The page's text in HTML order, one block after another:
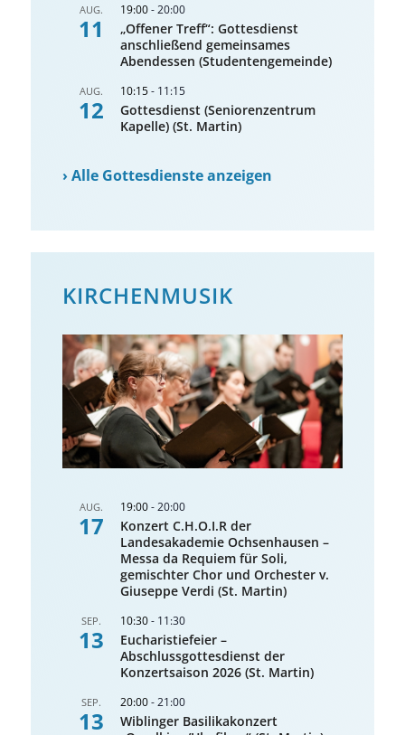
AUG.
11
19:00-20:00
„Offener Treff“: Gottesdienst
anschließend gemeinsames
Abendessen (Studentengemeinde)
AUG.
12
10:15- 11:15
Gottesdienst (Seniorenzentrum
Kapelle) (St. Martin)
›Alle Gottesdienste anzeigen
KIRCHENMUSIK
AUG.
17
19:00-20:00
Konzert C.H.O.I.R der
Landesakademie Ochsenhausen –
Messa da Requiem für Soli,
gemischter Chor und Orchester v.
Giuseppe Verdi (St. Martin)
SEP.
13
10:30- 11:30
Eucharistiefeier –
Abschlussgottesdienst der
Konzertsaison 2026 (St. Martin)
SEP.
13
20:00-21:00
Wiblinger Basilikakonzert